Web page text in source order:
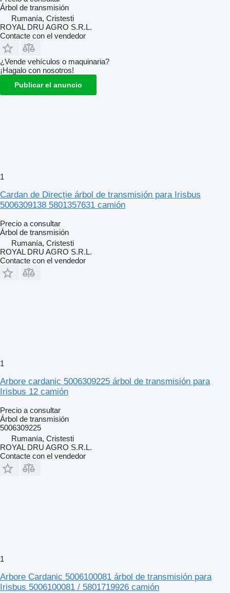
Árbol de transmisión
Rumanía, Cristesti
ROYAL DRU AGRO S.R.L.
Contacte con el vendedor
¿Vende vehículos o maquinaria?
¡Hagalo con nosotros!
Publicar el anuncio
1
Cardan de Direcție árbol de transmisión para Irisbus
5006309138 5801357631 camión
Precio a consultar
Árbol de transmisión
Rumanía, Cristesti
ROYAL DRU AGRO S.R.L.
Contacte con el vendedor
1
Arbore cardanic 5006309225 árbol de transmisión para
Irisbus 12 camión
Precio a consultar
Árbol de transmisión
5006309225
Rumanía, Cristesti
ROYAL DRU AGRO S.R.L.
Contacte con el vendedor
1
Arbore Cardanic 5006100081 árbol de transmisión para
Irisbus 5006100081 / 5801719926 camión